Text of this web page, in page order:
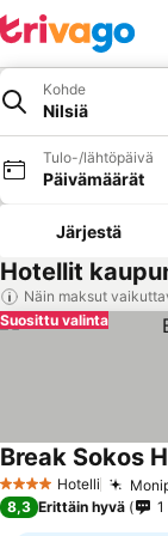
Kohde
Nilsiä
Tulo-/lähtöpäivä
Päivämäärät
Järjestä
Hotellit
Näin maksut
Suosittu valinta
4 Tähtiluokitus
Hotelli
Break Sokos
8,3 Erittäin hyvä 1